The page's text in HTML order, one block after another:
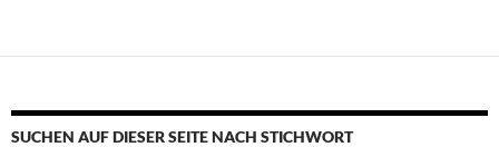
SUCHEN AUF DIESER SEITE NACH STICHWORT